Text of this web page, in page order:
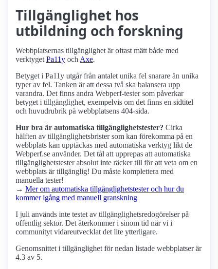
Tillgänglighet hos
utbildning och forskning
Webbplatsernas tillgänglighet är oftast mätt både med
verktyget Pa11y och Axe.
Betyget i Pa11y utgår från antalet unika fel snarare än unika
typer av fel. Tanken är att dessa två ska balansera upp
varandra. Det finns andra Webperf-tester som påverkar
betyget i tillgänglighet, exempelvis om det finns en sidtitel
och huvudrubrik på webbplatsens 404-sida.
Hur bra är automatiska tillgänglighets­tester? Cirka
hälften av tillgänglighets­brister som kan förekomma på en
webbplats kan upptäckas med automatiska verktyg likt de
Webperf.se använder. Det tål att upprepas att automatiska
tillgänglighets­tester absolut inte räcker till för att veta om en
webbplats är tillgänglig! Du måste komplettera med
manuella tester!
→ Mer om automatiska tillgänglighets­tester och hur du
kommer igång med manuell granskning
I juli används inte testet av tillgänglighets­redogörelser på
offentlig sektor. Det återkommer i sinom tid när vi i
communityt vidareutvecklat det lite ytterligare.
Genomsnittet i tillgänglighet för nedan listade webbplatser är
4.3 av 5.